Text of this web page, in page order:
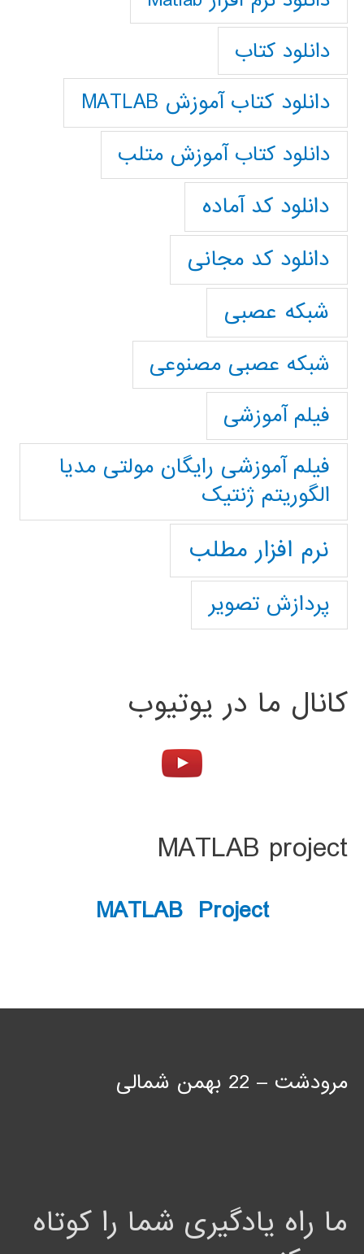
دانلود کتاب
دانلود کتاب آموزش MATLAB
دانلود کتاب آموزش متلب
دانلود کد آماده
دانلود کد مجانی
شبکه عصبی
شبکه عصبی مصنوعی
فیلم آموزشی
فیلم آموزشی رایگان مولتی مدیا
الگوریتم ژنتیک
نرم افزار مطلب
پردازش تصویر
کانال ما در یوتیوب
MATLAB project
MATLAB Project
مرودشت – 22 بهمن شمالی
ما راه یادگیری شما را کوتاه